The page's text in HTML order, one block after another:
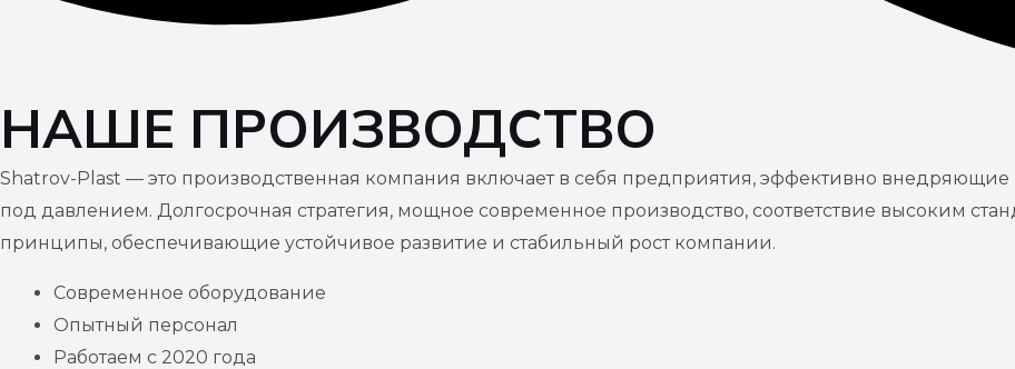
НАШЕ ПРОИЗВОДСТВО
Shatrov-Plast — это производственная компания включает в себя предприятия, эффективно внедряющие
под давлением. Долгосрочная стратегия, мощное современное производство, соответствие высоким
принципы, обеспечивающие устойчивое развитие и стабильный рост компании.
Современное оборудование
Опытный персонал
Работаем с 2020 года